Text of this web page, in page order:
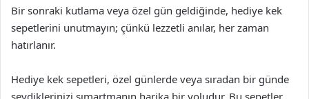
Bir sonraki kutlama veya özel gün geldiğinde, hediye kek
sepetlerini unutmayın; çünkü lezzetli anılar, her zaman
hatırlanır.
Hediye kek sepetleri, özel günlerde veya sıradan bir günde
sevdiklerinizi şımartmanın harika bir yoludur. Bu sepetler,